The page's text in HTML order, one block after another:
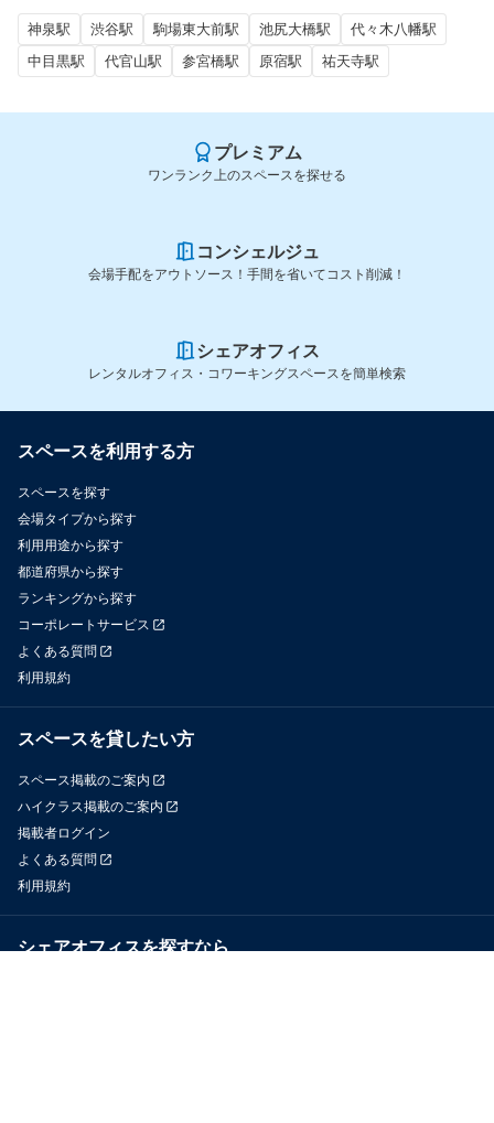
神泉駅 渋谷駅 駒場東大前駅 池尻大橋駅
代々木八幡駅
中目黒駅
代官山駅 参宮橋駅 原宿駅 祐天寺駅
プレミアム
ワンランク上のスペースを探せる
コンシェルジュ
会場手配をアウトソース！手間を省いてコスト削減！
シェアオフィス
レンタルオフィス・コワーキングスペースを簡単検索
スペースを利用する方
スペースを探す
会場タイプから探す
利用用途から探す
都道府県から探す
ランキングから探す
コーポレートサービス
よくある質問
利用規約
スペースを貸したい方
スペース掲載のご案内
ハイクラス掲載のご案内
掲載者ログイン
よくある質問
利用規約
シェアオフィスを探すなら